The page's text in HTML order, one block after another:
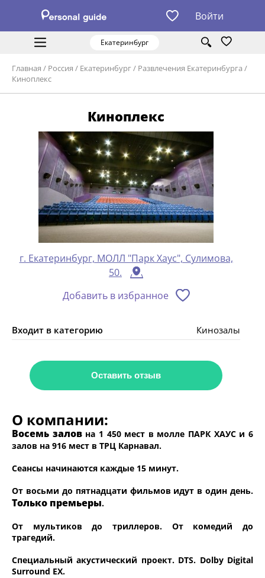
Войти
Екатеринбург
Главная / Россия / Екатеринбург/ Развлечения Екатеринбурга /
Киноплекс
Киноплекс
г. Екатеринбург, МОЛЛ "Парк Хаус", Сулимова,
50.
Добавить в избранное
Входит в категорию Кинозалы
Оставить отзыв
О компании:
Восемь заловна 1 450 мест в молле ПАРК ХАУС и 6
залов на 916 мест в ТРЦ Карнавал.
Сеансы начинаются каждые 15 минут.
От восьми до пятнадцати фильмов идут в один день.
Только премьеры.
От мультиков до триллеров. От комедий до
трагедий.
Специальный акустический проект. DTS. Dolby Digital
Surround EX.